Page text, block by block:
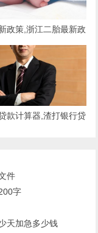
政策,浙江二胎最新政
款计算器,渣打银行贷
件
字
天加急多少钱